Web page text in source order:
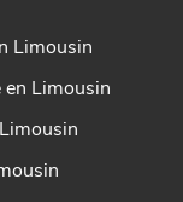
Limousin
en Limousin